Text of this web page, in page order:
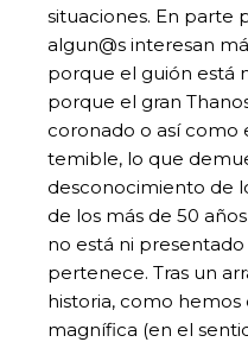
situaciones. En
algun@s interesan
porque el guión está
porque el gran
coronado o así como
temible, lo que
desconocimiento de
de los más de 50
no está ni
pertenece. Tras un
historia, como hemos
magnífica (en el